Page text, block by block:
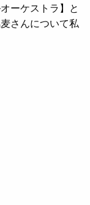
ーケストラ】と
さんについて私